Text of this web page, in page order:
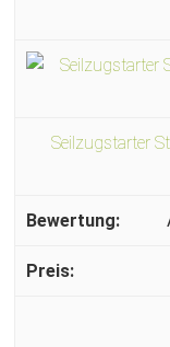
Seilzugstarter